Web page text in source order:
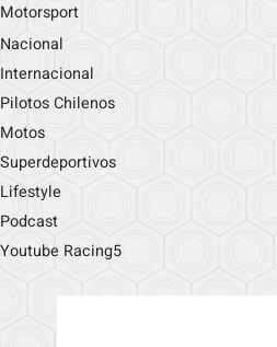
Motorsport
Nacional
Internacional
Pilotos Chilenos
Motos
Superdeportivos
Lifestyle
Podcast
Youtube Racing5